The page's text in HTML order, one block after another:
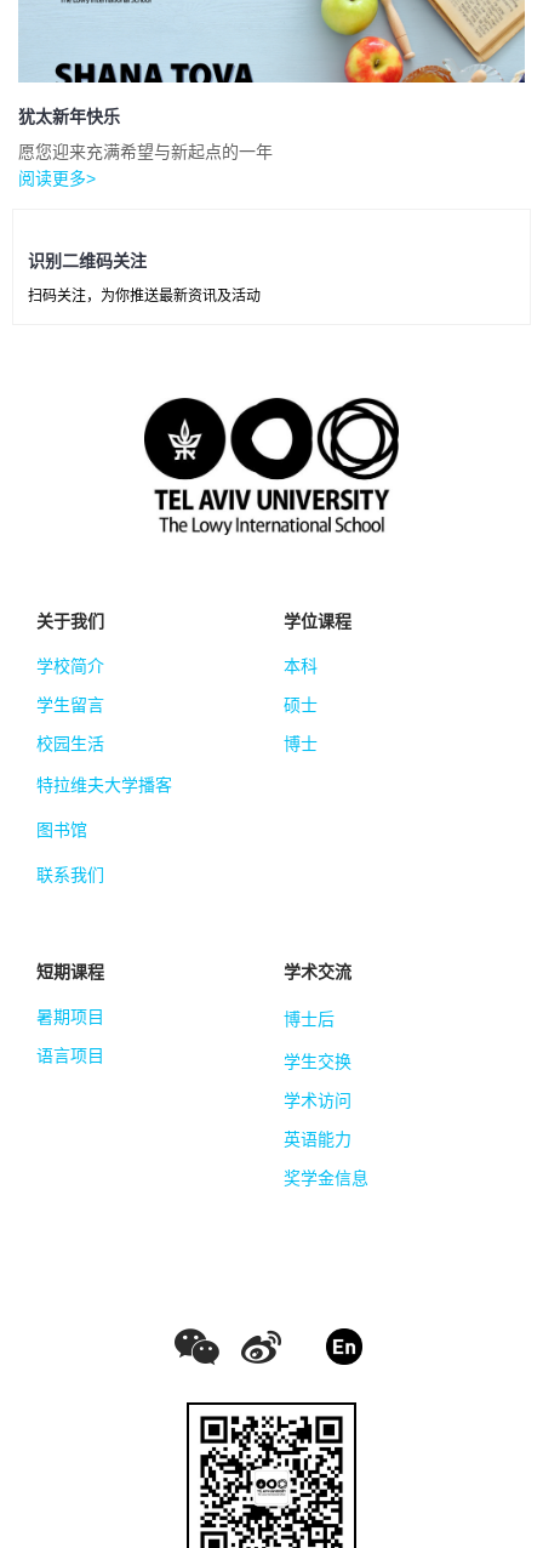
犹太新年快乐
愿您迎来充满希望与新起点的一年
阅读更多>
识别二维码关注
扫码关注，为你推送最新资讯及活动
关于我们
学校简介
学生留言
校园生活
特拉维夫大学播客
图书馆
联系我们
学位课程
本科
硕士
博士
短期课程
暑期项目
语言项目
学术交流
博士后
学生交换
学术访问
英语能力
奖学金信息